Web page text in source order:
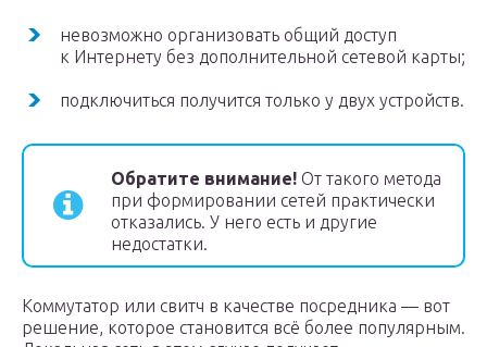
невозможно организовать общий доступ
к Интернету без дополнительной сетевой карты;
подключиться получится только у двух устройств.
Обратите внимание! От такого метода
при формировании сетей практически
отказались. У него есть и другие
недостатки.
Коммутатор или свитч в качестве посредника — вот
решение, которое становится всё более популярным.